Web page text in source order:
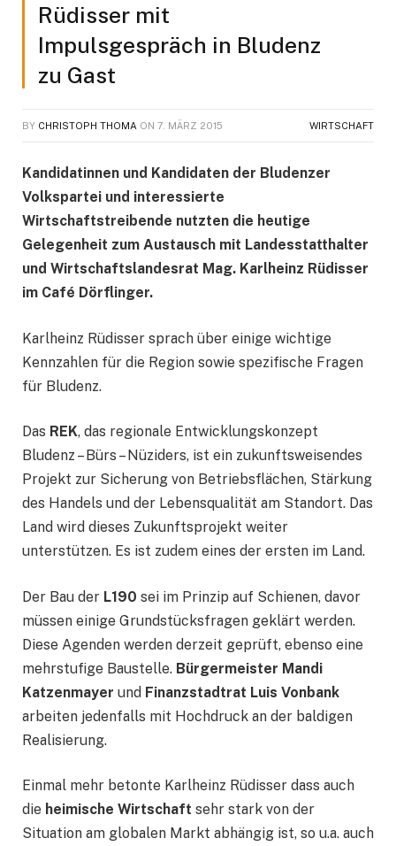
Rüdisser mit
Impulsgespräch in Bludenz
zu Gast
BY CHRISTOPH THOMA ON 7. MÄRZ 2015 WIRTSCHAFT
Kandidatinnen und Kandidaten der Bludenzer
Volkspartei und interessierte
Wirtschaftstreibende nutzten die heutige
Gelegenheit zum Austausch mit Landesstatthalter
und Wirtschaftslandesrat Mag. Karlheinz Rüdisser
im Café Dörflinger.
Karlheinz Rüdisser sprach über einige wichtige
Kennzahlen für die Region sowie spezifische Fragen
für Bludenz.
Das REK, das regionale Entwicklungskonzept
Bludenz – Bürs – Nüziders, ist ein zukunftsweisendes
Projekt zur Sicherung von Betriebsflächen, Stärkung
des Handels und der Lebensqualität am Standort. Das
Land wird dieses Zukunftsprojekt weiter
unterstützen. Es ist zudem eines der ersten im Land.
Der Bau der L190 sei im Prinzip auf Schienen, davor
müssen einige Grundstücksfragen geklärt werden.
Diese Agenden werden derzeit geprüft, ebenso eine
mehrstufige Baustelle. Bürgermeister Mandi
Katzenmayer und Finanzstadtrat Luis Vonbank
arbeiten jedenfalls mit Hochdruck an der baldigen
Realisierung.
Einmal mehr betonte Karlheinz Rüdisser dass auch
die heimische Wirtschaft sehr stark von der
Situation am globalen Markt abhängig ist, so u.a. auch